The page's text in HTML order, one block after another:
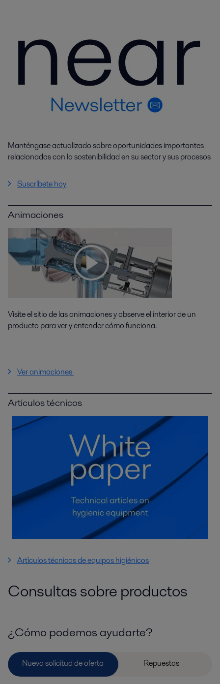
Manténgase actualizado sobre oportunidades importantes
relacionadas con la sostenibilidad en su sector y sus procesos
Suscríbete hoy
Animaciones
Visite el sitio de las animaciones y observe el interior de un
producto para ver y entender cómo funciona.
Ver animaciones
Artículos técnicos
Artículos técnicos de equipos higiénicos
Consultas sobre productos
¿Cómo podemos ayudarte?